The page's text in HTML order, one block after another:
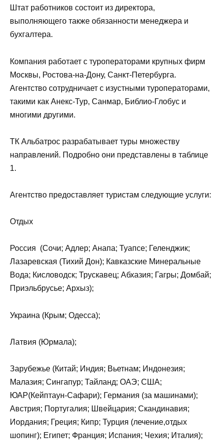
Штат работников состоит из директора,
выполняющего также обязанности менеджера и
бухгалтера.
Компания работает с туроператорами крупных фирм
Москвы, Ростова-на-Дону, Санкт-Петербурга.
Агентство сотрудничает с изустными туроператорами,
такими как Анекс-Тур, Санмар, Библио-Глобус и
многими другими.
ТК Альбатрос разрабатывает туры множеству
направлений. Подробно они представлены в таблице
1.
Агентство предоставляет туристам следующие услуги:
Отдых
Россия (Сочи; Адлер; Анапа; Туапсе; Геленджик;
Лазаревская (Тихий Дон); Кавказские Минеральные
Вода; Кисловодск; Трускавец; Абхазия; Гагры; Домбай;
Приэльбрусье; Архыз);
Украина (Крым; Одесса);
Латвия (Юрмала);
Зарубежье (Китай; Индия; Вьетнам; Индонезия;
Малазия; Сингапур; Тайланд; ОАЭ; США;
ЮАР(Кейптаун-Сафари); Германия (за машинами);
Австрия; Португалия; Швейцария; Скандинавия;
Иордания; Греция; Кипр; Турция (лечение,отдых
шопинг); Египет; Франция; Испания; Чехия; Италия);